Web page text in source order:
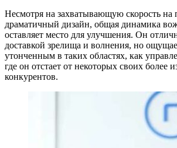
Несмотря на захватывающую скорость на
драматичный дизайн, общая динамика
оставляет место для улучшения. Он
доставкой зрелища и волнения, но
утонченным в таких областях, как
где он отстает от некоторых своих более
конкурентов.